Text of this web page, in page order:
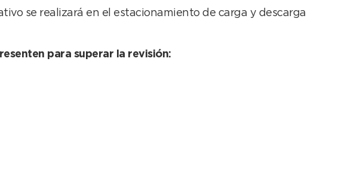
se realizará en el estacionamiento de carga y descarga
para superar la revisión: